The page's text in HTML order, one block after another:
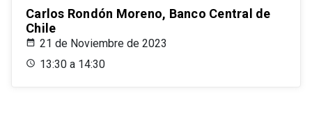
Carlos Rondón Moreno, Banco Central de
Chile
21 de Noviembre de 2023
13:30 a 14:30